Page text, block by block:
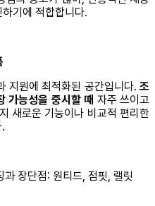
기에 적합합니다.
지원에 최적화된 공간입니다. 조
가능성을 중시할 때 자주 쓰이고
새로운 기능이나 비교적 편리한